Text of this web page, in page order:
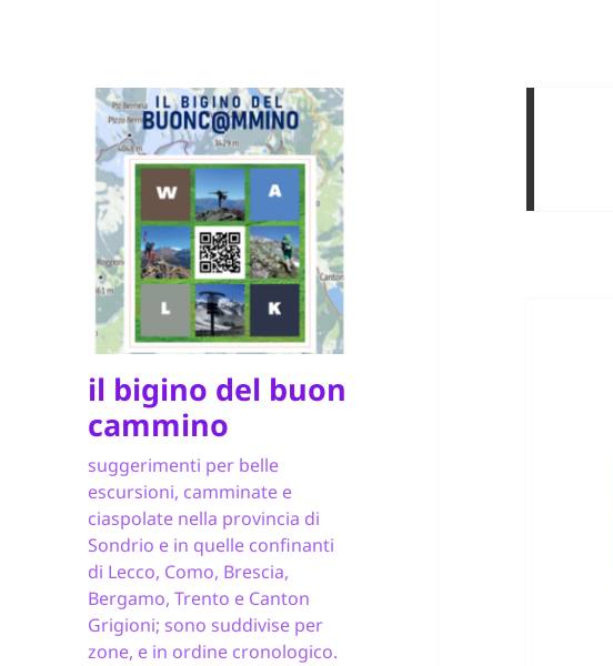
il bigino del buon
cammino
suggerimenti per belle
escursioni, camminate e
ciaspolate nella provincia di
Sondrio e in quelle confinanti
di Lecco, Como, Brescia,
Bergamo, Trento e Canton
Grigioni; sono suddivise per
zone, e in ordine cronologico.